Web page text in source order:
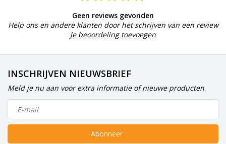
Geen reviews gevonden
Help ons en andere klanten door het schrijven van een review
Je beoordeling toevoegen
INSCHRIJVEN NIEUWSBRIEF
Meld je nu aan voor extra informatie of nieuwe producten
Abonneer